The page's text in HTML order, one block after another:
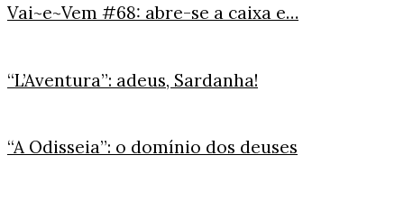
Vai~e~Vem #68: abre-se a caixa e…
“L’Aventura”: adeus, Sardanha!
“A Odisseia”: o domínio dos deuses